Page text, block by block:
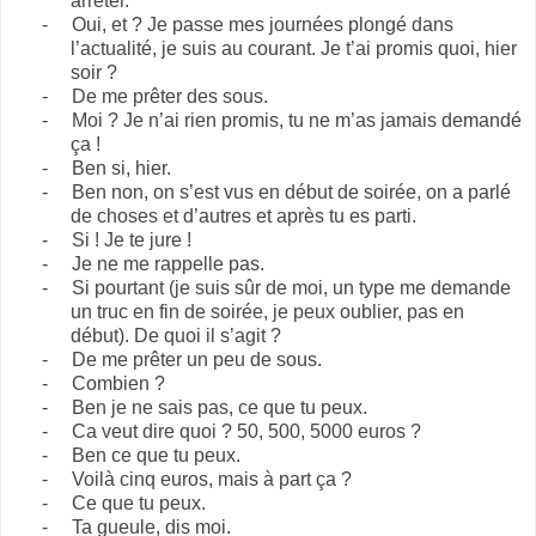
-
Oui, et ? Je passe mes journées plongé dans
l’actualité, je suis au courant. Je t’ai promis quoi, hier
soir ?
-
De me prêter des sous.
-
Moi ? Je n’ai rien promis, tu ne m’as jamais demandé
ça !
-
Ben si, hier.
-
Ben non, on s’est vus en début de soirée, on a parlé
de choses et d’autres et après tu es parti.
-
Si ! Je te jure !
-
Je ne me rappelle pas.
-
Si pourtant (je suis sûr de moi, un type me demande
un truc en fin de soirée, je peux oublier, pas en
début). De quoi il s’agit ?
-
De me prêter un peu de sous.
-
Combien ?
-
Ben je ne sais pas, ce que tu peux.
-
Ca veut dire quoi ? 50, 500, 5000 euros ?
-
Ben ce que tu peux.
-
Voilà cinq euros, mais à part ça ?
-
Ce que tu peux.
-
Ta gueule, dis moi.